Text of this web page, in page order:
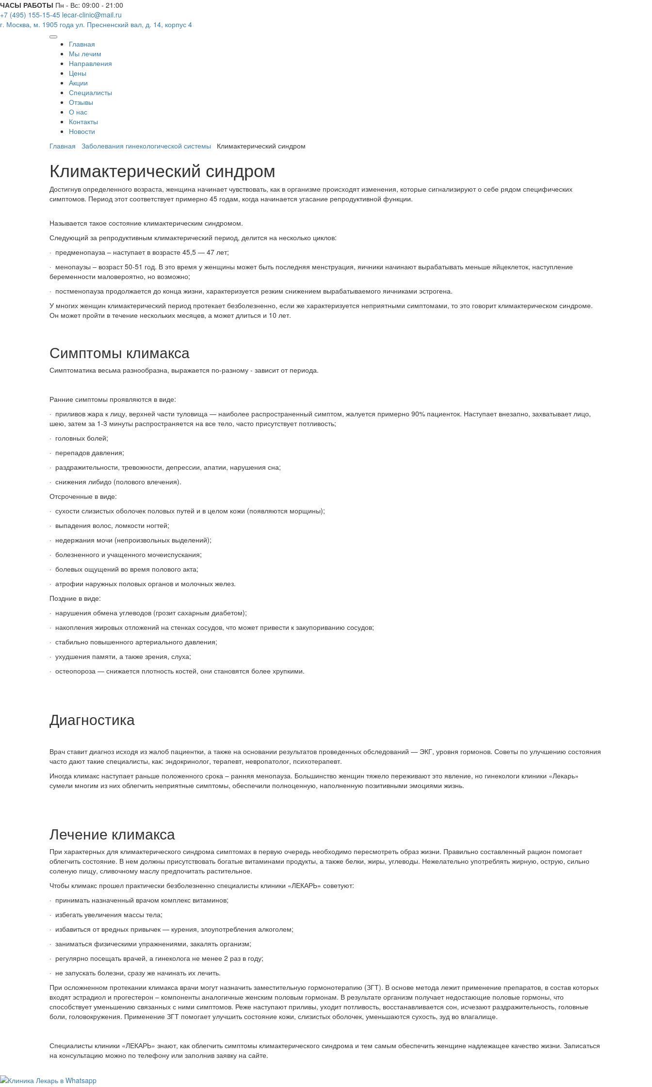
ЧАСЫ РАБОТЫ Пн - Вс: 09:00 - 21:00
+7 (495) 155-15-45 lecar-clinic@mail.ru
г. Москва, м. 1905 года ул. Пресненский вал, д. 14, корпус 4
Главная
Мы лечим
Направления
Цены
Акции
Специалисты
Отзывы
О нас
Контакты
Новости
Главная
Заболевания гинекологической системы Климактерический синдром
Климактерический синдром
Достигнув определенного возраста, женщина начинает чувствовать, как в организме происходят изменения, которые сигнализируют о себе рядом специфических
симптомов. Период этот соответствует примерно 45 годам, когда начинается угасание репродуктивной функции.
Называется такое состояние климактерическим синдромом.
Следующий за репродуктивным климактерический период, делится на несколько циклов:
· предменопауза – наступает в возрасте 45,5 — 47 лет;
· менопаузы – возраст 50-51 год. В это время у женщины может быть последняя менструация, яичники начинают вырабатывать меньше яйцеклеток, наступление
беременности маловероятно, но возможно;
· постменопауза продолжается до конца жизни, характеризуется резким снижением вырабатываемого яичниками эстрогена.
У многих женщин климактерический период протекает безболезненно, если же характеризуется неприятными симптомами, то это говорит климактерическом синдроме.
Он может пройти в течение нескольких месяцев, а может длиться и 10 лет.
Симптомы климакса
Симптоматика весьма разнообразна, выражается по-разному - зависит от периода.
Ранние симптомы проявляются в виде:
· приливов жара к лицу, верхней части туловища — наиболее распространенный симптом, жалуется примерно 90% пациенток. Наступает внезапно, захватывает лицо,
шею, затем за 1-3 минуты распространяется на все тело, часто присутствует потливость;
· головных болей;
· перепадов давления;
· раздражительности, тревожности, депрессии, апатии, нарушения сна;
· снижения либидо (полового влечения).
Отсроченные в виде:
· сухости слизистых оболочек половых путей и в целом кожи (появляются морщины);
· выпадения волос, ломкости ногтей;
· недержания мочи (непроизвольных выделений);
· болезненного и учащенного мочеиспускания;
· болевых ощущений во время полового акта;
· атрофии наружных половых органов и молочных желез.
Поздние в виде:
· нарушения обмена углеводов (грозит сахарным диабетом);
· накопления жировых отложений на стенках сосудов, что может привести к закупориванию сосудов;
· стабильно повышенного артериального давления;
· ухудшения памяти, а также зрения, слуха;
· остеопороза — снижается плотность костей, они становятся более хрупкими.
Диагностика
Врач ставит диагноз исходя из жалоб пациентки, а также на основании результатов проведенных обследований — ЭКГ, уровня гормонов. Советы по улучшению состояния
часто дают такие специалисты, как: эндокринолог, терапевт, невропатолог, психотерапевт.
Иногда климакс наступает раньше положенного срока – ранняя менопауза. Большинство женщин тяжело переживают это явление, но гинекологи клиники «Лекарь»
сумели многим из них облегчить неприятные симптомы, обеспечили полноценную, наполненную позитивными эмоциями жизнь.
Лечение климакса
При характерных для климактерического синдрома симптомах в первую очередь необходимо пересмотреть образ жизни. Правильно составленный рацион помогает
облегчить состояние. В нем должны присутствовать богатые витаминами продукты, а также белки, жиры, углеводы. Нежелательно употреблять жирную, острую, сильно
соленую пищу, сливочному маслу предпочитать растительное.
Чтобы климакс прошел практически безболезненно специалисты клиники «ЛЕКАРЬ» советуют:
· принимать назначенный врачом комплекс витаминов;
· избегать увеличения массы тела;
· избавиться от вредных привычек — курения, злоупотребления алкоголем;
· заниматься физическими упражнениями, закалять организм;
· регулярно посещать врачей, а гинеколога не менее 2 раз в году;
· не запускать болезни, сразу же начинать их лечить.
При осложненном протекании климакса врачи могут назначить заместительную гормонотерапию (ЗГТ). В основе метода лежит применение препаратов, в состав которых
входят эстрадиол и прогестерон – компоненты аналогичные женским половым гормонам. В результате организм получает недостающие половые гормоны, что
способствует уменьшению связанных с ними симптомов. Реже наступают приливы, уходит потливость, восстанавливается сон, исчезают раздражительность, головные
боли, головокружения. Применение ЗГТ помогает улучшить состояние кожи, слизистых оболочек, уменьшаются сухость, зуд во влагалище.
Специалисты клиники «ЛЕКАРЬ» знают, как облегчить симптомы климактерического синдрома и тем самым обеспечить женщине надлежащее качество жизни. Записаться
на консультацию можно по телефону или заполнив заявку на сайте.